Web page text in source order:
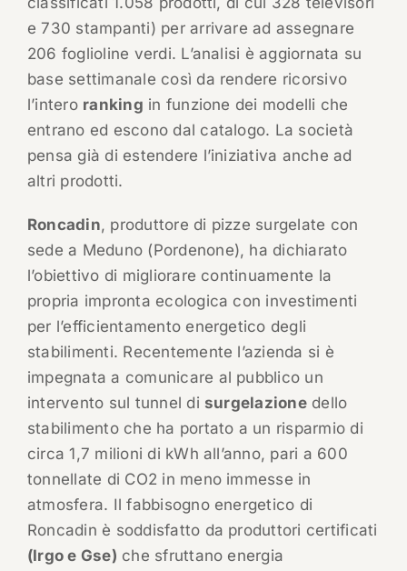
e 730 stampanti) per arrivare ad assegnare
206 foglioline verdi. L’analisi è aggiornata su
base settimanale così da rendere ricorsivo
l’intero ranking in funzione dei modelli che
entrano ed escono dal catalogo. La società
pensa già di estendere l’iniziativa anche ad
altri prodotti.
Roncadin, produttore di pizze surgelate con
sede a Meduno (Pordenone), ha dichiarato
l’obiettivo di migliorare continuamente la
propria impronta ecologica con investimenti
per l’efficientamento energetico degli
stabilimenti. Recentemente l’azienda si è
impegnata a comunicare al pubblico un
intervento sul tunnel di surgelazionedello
stabilimento che ha portato a un risparmio di
circa 1,7 milioni di kWh all’anno, pari a 600
tonnellate di CO2 in meno immesse in
atmosfera. Il fabbisogno energetico di
Roncadin è soddisfatto da produttori certificati
(Irgo e Gse) che sfruttano energia